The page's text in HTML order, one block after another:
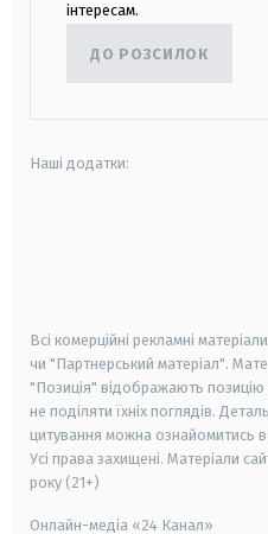
інтересам.
ДО РОЗСИЛОК
Наші додатки:
Всі комерційні рекламні
чи "Партнерський матеріал".
"Позиція" відображають позицію
не поділяти їхніх поглядів.
цитування можна ознайомитись
Усі права захищені. Матеріали
року (21+)
Онлайн-медіа «24 Канал»